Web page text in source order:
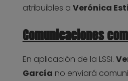
atribuibles a Verónica
Comunicaciones
En aplicación de la LSSI.
García no enviará